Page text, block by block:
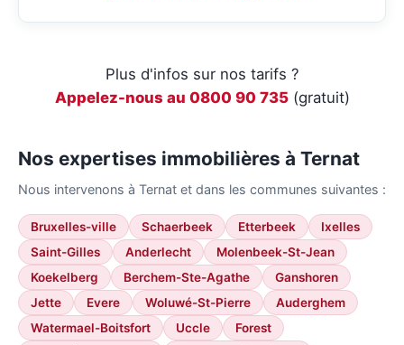
Plus d'infos sur nos tarifs ?
Appelez-nous au 0800 90 735(gratuit)
Nos expertises immobilières à Ternat
Nous intervenons à Ternat et dans les communes suivantes :
Bruxelles-ville Schaerbeek Etterbeek
Ixelles
Saint-Gilles
Anderlecht
Molenbeek-St-Jean
Koekelberg
Berchem-Ste-Agathe
Ganshoren
Jette
Evere Woluwé-St-Pierre
Auderghem
Watermael-Boitsfort
Uccle
Forest